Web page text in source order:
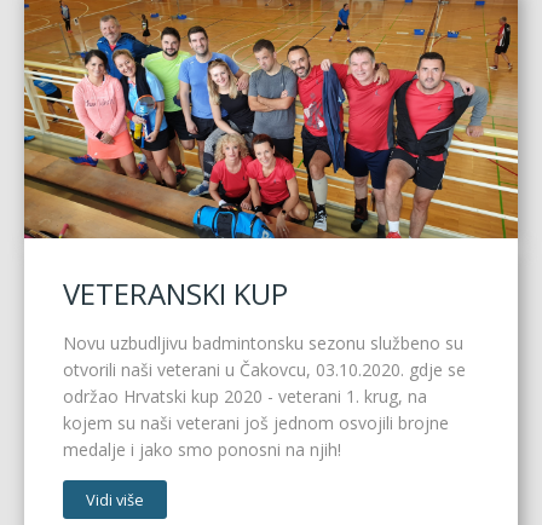
VETERANSKI KUP
Novu uzbudljivu badmintonsku sezonu službeno su
otvorili naši veterani u Čakovcu, 03.10.2020. gdje se
održao Hrvatski kup 2020 - veterani 1. krug, na
kojem su naši veterani još jednom osvojili brojne
medalje i jako smo ponosni na njih!
Vidi više